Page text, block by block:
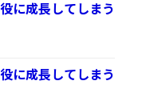
に成長してしまう
に成長してしまう